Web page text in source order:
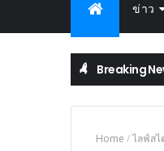
ข่าว
Breaking
Home /ไลฟ์สไ